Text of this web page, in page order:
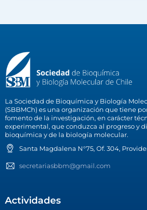
La Sociedad de Bioquímica y Biología
(SBBMCh) es una organización que tiene
fomento de la investigación, en carácter
experimental, que conduzca al progreso y
bioquímica y de la biología molecular.
Santa Magdalena N°75, Of. 304,
secretariasbbm@gmail.com
Actividades